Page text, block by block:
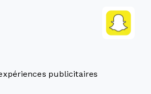
publicitaires